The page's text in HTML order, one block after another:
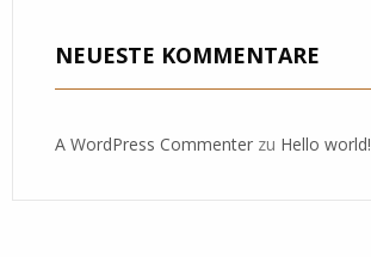
NEUESTE KOMMENTARE
A WordPress Commenter zu Hello world!